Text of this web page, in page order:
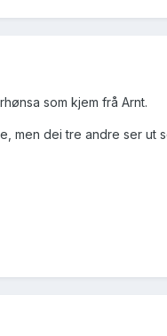
som kjem frå Arnt.
men dei tre andre ser ut